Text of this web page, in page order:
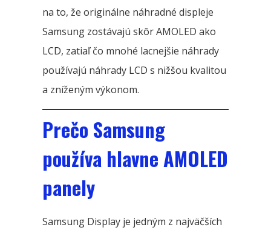
na to, že originálne náhradné displeje
Samsung zostávajú skôr AMOLED ako
LCD, zatiaľ čo mnohé lacnejšie náhrady
používajú náhrady LCD s nižšou kvalitou
a zníženým výkonom.
Prečo Samsung
používa hlavne AMOLED
panely
Samsung Display je jedným z najväčších